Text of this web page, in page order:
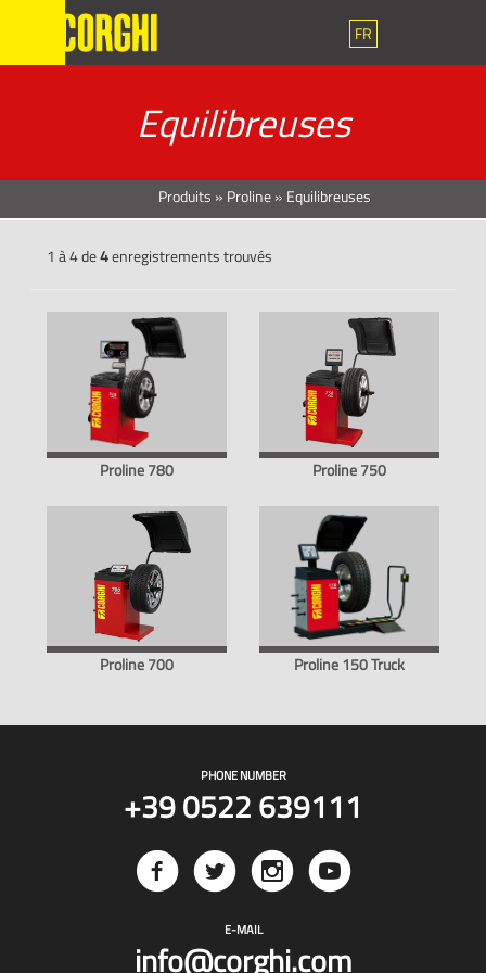
FR
Equilibreuses
Produits » Proline» Equilibreuses
1 à 4 de4enregistrements trouvés
Proline 780 Proline 750
Proline 700 Proline 150 Truck
PHONE NUMBER
+39 0522 639111
E-MAIL
info@corghi.com